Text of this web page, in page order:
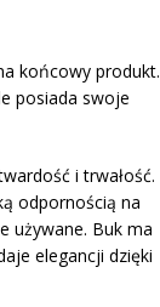
końcowy produkt.
posiada swoje
i trwałość.
odpornością na
używane. Buk ma
elegancji dzięki